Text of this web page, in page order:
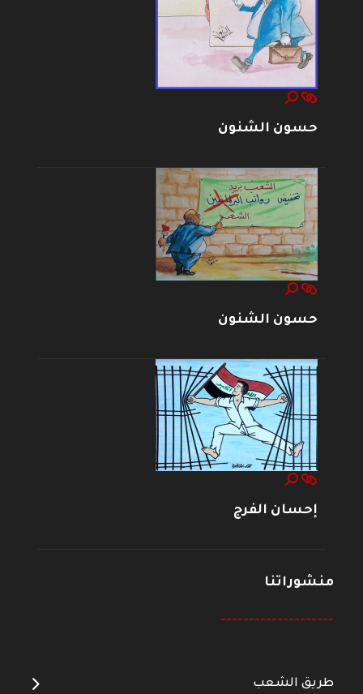
حسون الشنون
حسون الشنون
إحسان الفرج
منشوراتنا
--------------------
طريق الشعب